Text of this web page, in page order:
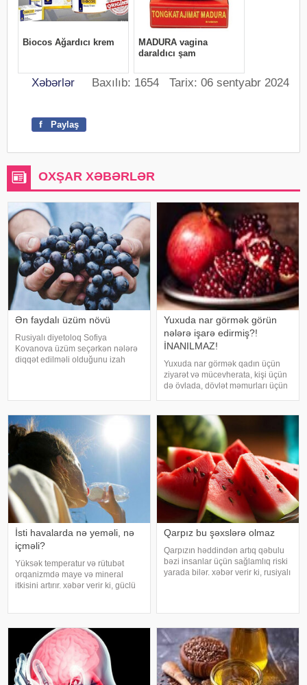
Xəbərlər Baxılıb: 1654 Tarix: 06 sentyabr 2024
f Paylaş
OXŞAR XƏBƏRLƏR
Ən faydalı üzüm növü
Rusiyalı diyetoloq Sofiya
Kovanova üzüm seçərkən nələrə
diqqət edilməli olduğunu izah
rəngdə olan üzüm sortlar
Yuxuda nar görmək görün
nələrə işarə edirmiş?!
İNANILMAZ!
Yuxuda nar görmək qadın üçün
ziyarət və mücevherata, kişi üçün
də övlada, dövlət məmurları üçün
bərəkətinə, tacir üçün çox quru,
xalq üçün yaxşı bir idarəy
İsti havalarda nə yeməli, nə
içməli?
Yüksək temperatur və rütubət
orqanizmdə maye və mineral
itkisini artırır. xəbər verir ki, güclü
ürəkbulanma kimi hallara səbəb
Qarpız bu şəxslərə olmaz
Qarpızın həddindən artıq qəbulu
bəzi insanlar üçün sağlamlıq riski
yarada bilər. xəbər verir ki, rusiyalı